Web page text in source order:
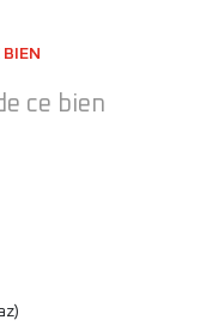
BIEN
ce bien